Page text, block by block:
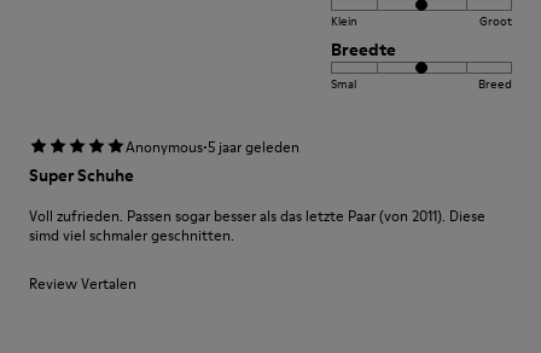
Klein Groot
Breedte
Smal Breed
Anonymous·5 jaar geleden
Super Schuhe
Voll zufrieden. Passen sogar besser als das letzte Paar (von 2011). Diese
simd viel schmaler geschnitten.
Review Vertalen